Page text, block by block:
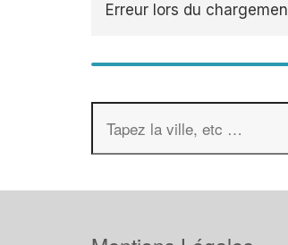
Erreur lors du